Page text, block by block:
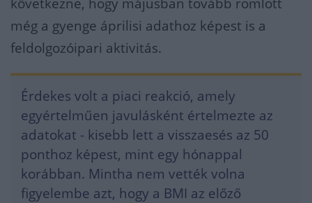
még a gyenge áprilisi adathoz képest is a
feldolgozóipari aktivitás.
Érdekes volt a piaci reakció, amely
egyértelműen javulásként értelmezte az
adatokat - kisebb lett a visszaesés az 50
ponthoz képest, mint egy hónappal
korábban. Mintha nem vették volna
figyelembe azt, hogy a BMI az előző